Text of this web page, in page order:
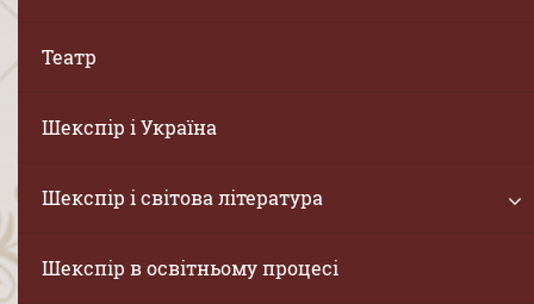
Театр
Шекспір і Україна
Шекспір і світова література
Шекспір в освітньому процесі